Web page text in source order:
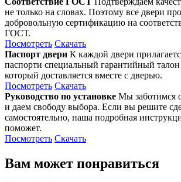
не только на словах. Поэтому все двери
добровольную сертификацию на
ГОСТ.
Посмотреть Скачать
Паспорт двери К каждой двери
паспорти специальный гарантийный талон
который доставляется вместе с дверью.
Посмотреть Скачать
Руководство по установке Мы заботимся
и даем свободу выбора. Если вы решите
самостоятельно, наша подробная
поможет.
Посмотреть Скачать
Вам может понравиться